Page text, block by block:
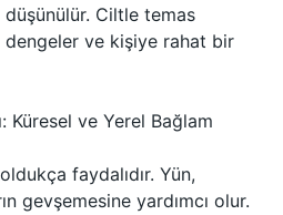
Ciltle temas
ve kişiye rahat bir
Küresel ve Yerel Bağlam
faydalıdır. Yün,
gevşemesine yardımcı olur.